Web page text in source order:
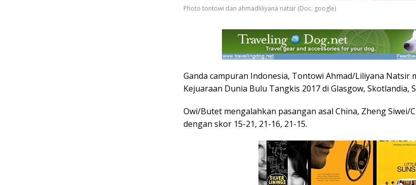
Photo tontowi dan ahmadliliyana natsir (Doc. google)
Ganda campuran Indonesia, Tontowi Ahmad/Liliyana Natsir
Kejuaraan Dunia Bulu Tangkis 2017 di Glasgow, Skotlandia,
Owi/Butet mengalahkan pasangan asal China, Zheng Siwei/
dengan skor 15-21, 21-16, 21-15.